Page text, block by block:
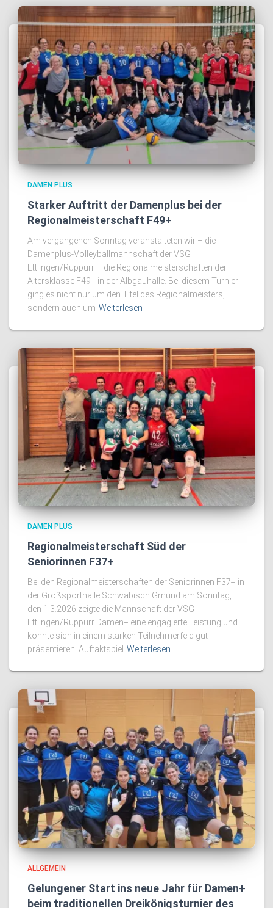
DAMEN PLUS
Starker Auftritt der Damenplus bei der
Regionalmeisterschaft F49+
Am vergangenen Sonntag veranstalteten wir – die
Damenplus-Volleyballmannschaft der VSG
Ettlingen/Rüppurr – die Regionalmeisterschaften der
Altersklasse F49+ in der Albgauhalle. Bei diesem Turnier
ging es nicht nur um den Titel des Regionalmeisters,
sondern auch um Weiterlesen
DAMEN PLUS
Regionalmeisterschaft Süd der
Seniorinnen F37+
Bei den Regionalmeisterschaften der Seniorinnen F37+ in
der Großsporthalle Schwäbisch Gmünd am Sonntag,
den 1.3.2026 zeigte die Mannschaft der VSG
Ettlingen/Rüppurr Damen+ eine engagierte Leistung und
konnte sich in einem starken Teilnehmerfeld gut
präsentieren. Auftaktspiel Weiterlesen
ALLGEMEIN
Gelungener Start ins neue Jahr für Damen+
beim traditionellen Dreikönigsturnier des